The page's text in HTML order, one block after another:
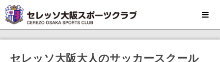
MENU
セレッソ大阪大人のサッカースクール